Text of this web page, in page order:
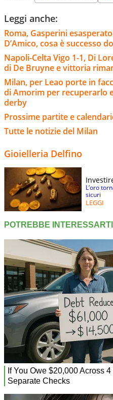
Leggi anche:
Roma, Gasperini
D’Amico, cosa è successo
Napoli-Celta Vigo 1-1, Di
di De Bruyne e vittoria
Milan, per Leao porte in
di Amorim per recuperarlo
derby
Prossime partite e
Tutte le notizie del Milan
Gioielleria Delfino
L’oro
sicuri
LEGGI